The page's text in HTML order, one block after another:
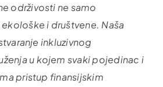
održivosti ne samo
i društvene. Naša
inkluzivnog
u kojem svaki pojedinac i
pristup finansijskim